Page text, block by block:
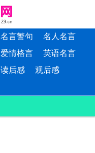
名言警句
名人名言
爱情格言
英语名言
读后感
观后感